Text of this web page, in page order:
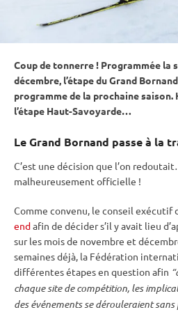
Coup de tonnerre ! Programmée la
décembre, l’étape du Grand
programme de la prochaine saison.
l’étape Haut-Savoyarde…
Le Grand Bornand passe à la
C’est une décision que l’on
malheureusement officielle !
Comme convenu, le conseil exécutif
endafin de décider s’il y avait lieu
sur les mois de novembre et
semaines déjà, la Fédération
différentes étapes en question afin
chaque site de compétition, les
des événements se dérouleraient sans